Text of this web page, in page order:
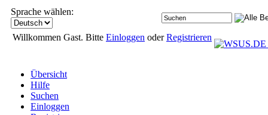
Sprache wählen:
Willkommen Gast. Bitte Einloggen oderRegistrieren
Übersicht
Hilfe
Suchen
Einloggen